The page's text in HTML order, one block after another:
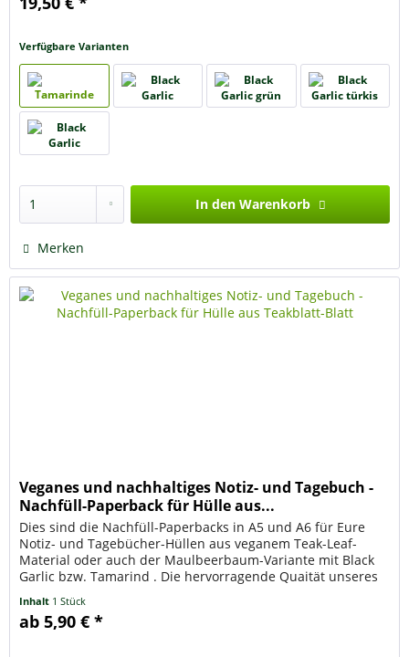
Verfügbare Varianten
In den Warenkorb
Merken
Veganes und nachhaltiges Notiz- und Tagebuch -
Nachfüll-Paperback für Hülle aus...
Dies sind die Nachfüll-Paperbacks in A5 und A6 für Eure
Notiz- und Tagebücher-Hüllen aus veganem Teak-Leaf-
Material oder auch der Maulbeerbaum-Variante mit Black
Garlic bzw. Tamarind . Die hervorragende Quaität unseres
Inhalt 1 Stück
ab 5,90 € *